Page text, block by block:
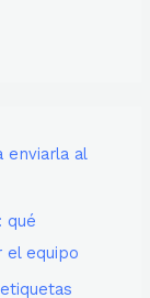
enviarla al
qué
el equipo